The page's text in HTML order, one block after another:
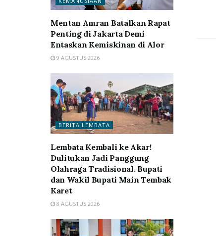
Mentan Amran Batalkan Rapat
Penting di Jakarta Demi
Entaskan Kemiskinan di Alor
9 AGUSTUS 2026
BERITA LEMBATA
Lembata Kembali ke Akar!
Dulitukan Jadi Panggung
Olahraga Tradisional. Bupati
dan Wakil Bupati Main Tembak
Karet
8 AGUSTUS 2026